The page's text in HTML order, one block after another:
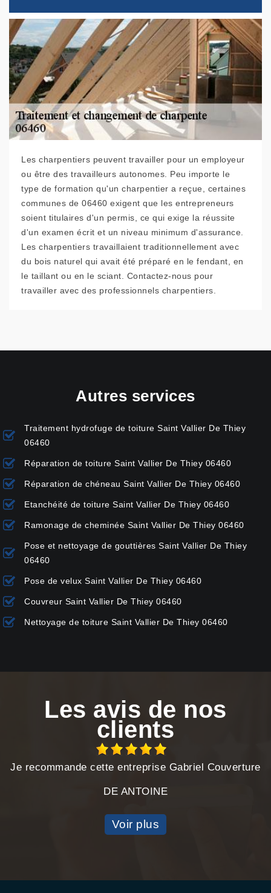
Les charpentiers peuvent travailler pour un employeur
ou être des travailleurs autonomes. Peu importe le
type de formation qu'un charpentier a reçue, certaines
communes de 06460 exigent que les entrepreneurs
soient titulaires d'un permis, ce qui exige la réussite
d'un examen écrit et un niveau minimum d'assurance.
Les charpentiers travaillaient traditionnellement avec
du bois naturel qui avait été préparé en le fendant, en
le taillant ou en le sciant. Contactez-nous pour
travailler avec des professionnels charpentiers.
Autres services
Traitement hydrofuge de toiture Saint Vallier De Thiey
06460
Réparation de toiture Saint Vallier De Thiey 06460
Réparation de chéneau Saint Vallier De Thiey 06460
Etanchéité de toiture Saint Vallier De Thiey 06460
Ramonage de cheminée Saint Vallier De Thiey 06460
Pose et nettoyage de gouttières Saint Vallier De Thiey
06460
Pose de velux Saint Vallier De Thiey 06460
Couvreur Saint Vallier De Thiey 06460
Nettoyage de toiture Saint Vallier De Thiey 06460
Les avis de nos
clients
Je recommande cette entreprise Gabriel Couverture
DE ANTOINE
Voir plus